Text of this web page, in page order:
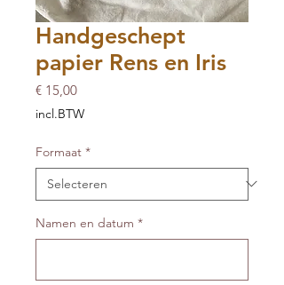
Handgeschept
papier Rens en Iris
€ 15,00Prijs
incl.BTW
Formaat *
Namen en datum *